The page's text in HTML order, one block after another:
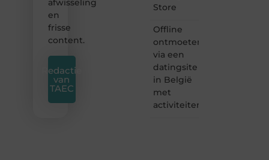
afwisseling
en
frisse
content.
Redactie
van
TAEC
Store
Offline
ontmoeten
via een
datingsite
in België
met
activiteiten